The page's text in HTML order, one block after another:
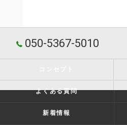
050-5367-5010
よくある質問
新着情報